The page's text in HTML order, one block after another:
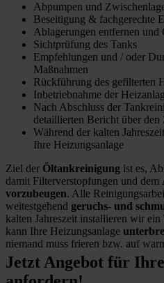
Abpumpen und
Beseitigung & fachgerechte
Ablagerungen entfernen
Sichtprüfung des Tanks
Empfehlungen und / oder
Maßnahmen
Rückführung des gefilterten
Inbetriebnahme der
Nach Abschluss der
detaillierten Bericht über den
Während der kalten
Ihre Heizungsanlage
Ziel der Öltankreinigung ist es,
damit Filterverstopfungen und dem
vorzubeugen. Alle
weitestgehend geruchs- und
kalten Jahreszeit installieren wir ein
kann Ihre Heizungsanlage
niemand muss frieren bzw. auf
Jetzt Angebot für